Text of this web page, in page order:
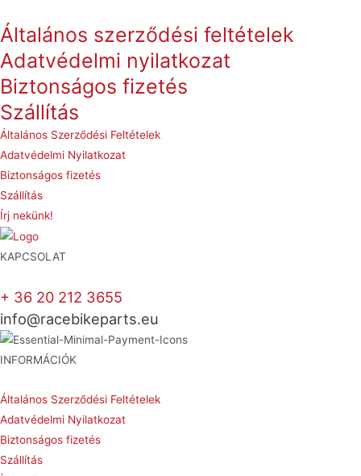
Általános szerződési feltételek
Adatvédelmi nyilatkozat
Biztonságos fizetés
Szállítás
Általános Szerződési Feltételek
Adatvédelmi Nyilatkozat
Biztonságos fizetés
Szállítás
Írj nekünk!
KAPCSOLAT
+ 36 20 212 3655
info@racebikeparts.eu
INFORMÁCIÓK
Általános Szerződési Feltételek
Adatvédelmi Nyilatkozat
Biztonságos fizetés
Szállítás